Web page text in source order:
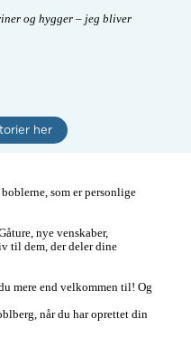
og hygger – jeg bliver
her
som er personlige
nye venskaber,
til dem, der deler dine
mere end velkommen til! Og
når du har oprettet din